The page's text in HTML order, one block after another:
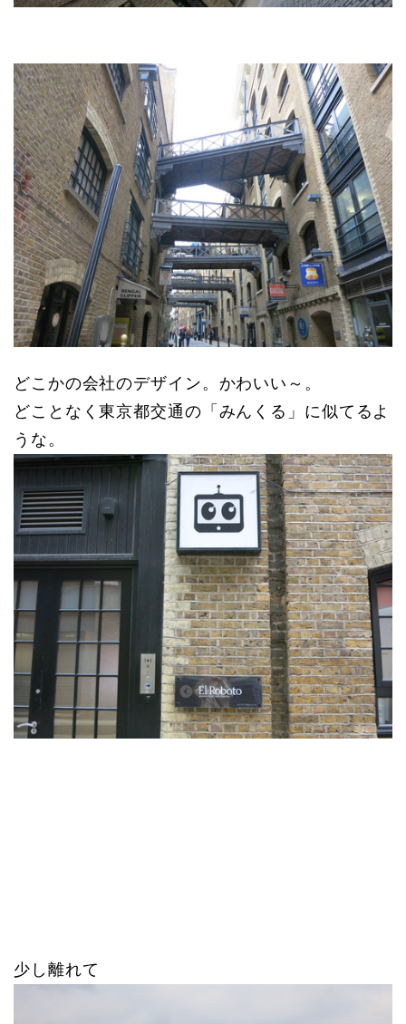
どこかの会社のデザイン。かわいい～。
どことなく東京都交通の「みんくる」に似てるよ
うな。
少し離れて